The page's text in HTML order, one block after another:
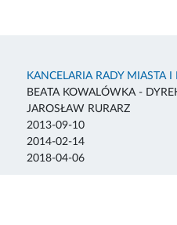
KANCELARIA RADY MIASTA
BEATA KOWALÓWKA -
JAROSŁAW RURARZ
2013-09-10
2014-02-14
2018-04-06